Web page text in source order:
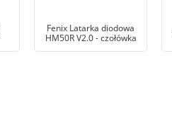
Fenix Latarka diodowa
HM50R V2.0 - czołówka